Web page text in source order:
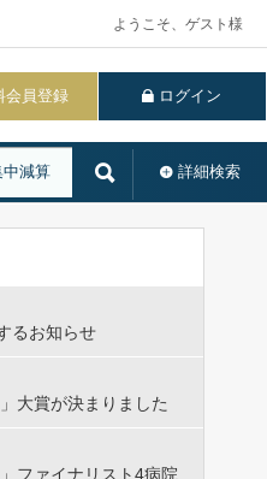
ようこそ、ゲスト様
会員登録 ログイン
詳細検索
るお知らせ
大賞が決まりました
ファイナリスト4病院